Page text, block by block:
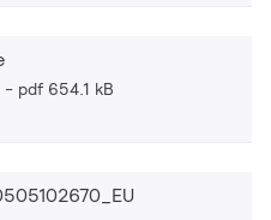
pdf 654.1 kB